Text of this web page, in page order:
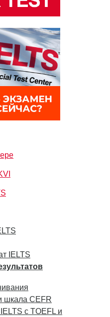
IELTS
шкала CEFR
с TOEFL и